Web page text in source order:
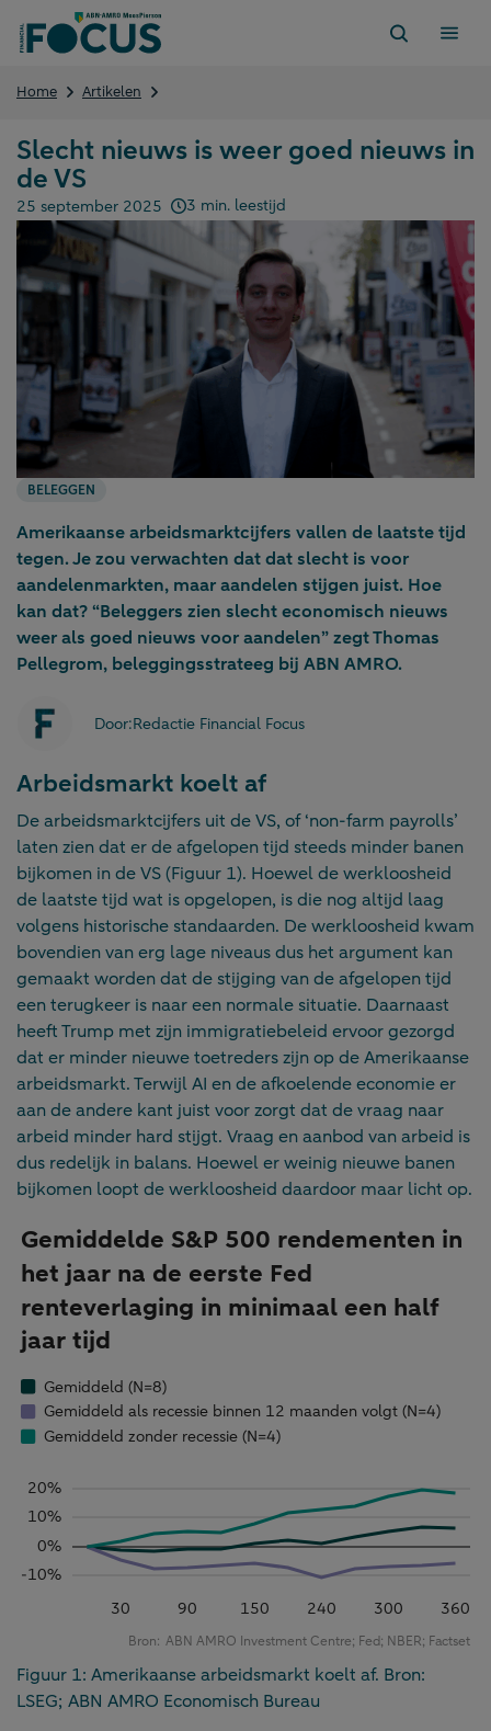
naar
Home Artikelen
weer
nieuws
in
VS
Slecht nieuws is weer goed nieuws in
de VS
Gepubliceerd op:
25 september 2025 3 min. leestijd
BELEGGEN
Amerikaanse arbeidsmarktcijfers vallen de laatste tijd
tegen. Je zou verwachten dat dat slecht is voor
aandelenmarkten, maar aandelen stijgen juist. Hoe
kan dat? “Beleggers zien slecht economisch nieuws
weer als goed nieuws voor aandelen” zegt Thomas
Pellegrom, beleggingsstrateeg bij ABN AMRO.
Door:Redactie Financial Focus
Arbeidsmarkt koelt af
De arbeidsmarktcijfers uit de VS, of ‘non-farm payrolls’
laten zien dat er de afgelopen tijd steeds minder banen
bijkomen in de VS (Figuur 1). Hoewel de werkloosheid
de laatste tijd wat is opgelopen, is die nog altijd laag
volgens historische standaarden. De werkloosheid kwam
bovendien van erg lage niveaus dus het argument kan
gemaakt worden dat de stijging van de afgelopen tijd
een terugkeer is naar een normale situatie. Daarnaast
heeft Trump met zijn immigratiebeleid ervoor gezorgd
dat er minder nieuwe toetreders zijn op de Amerikaanse
arbeidsmarkt. Terwijl AI en de afkoelende economie er
aan de andere kant juist voor zorgt dat de vraag naar
arbeid minder hard stijgt. Vraag en aanbod van arbeid is
dus redelijk in balans. Hoewel er weinig nieuwe banen
bijkomen loopt de werkloosheid daardoor maar licht op.
Figuur 1: Amerikaanse arbeidsmarkt koelt af. Bron:
LSEG; ABN AMRO Economisch Bureau